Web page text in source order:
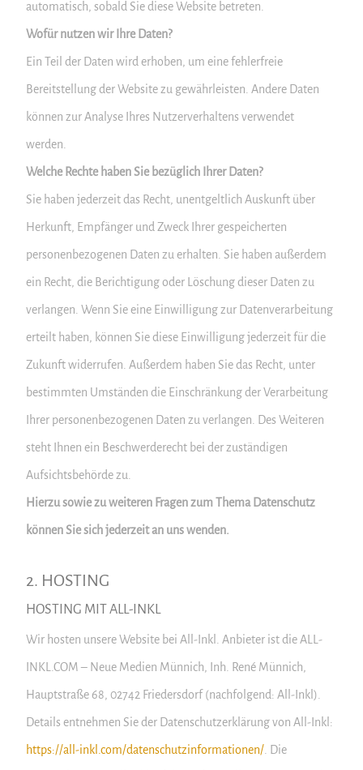
automatisch, sobald Sie diese Website betreten.
Wofür nutzen wir Ihre Daten?
Ein Teil der Daten wird erhoben, um eine fehlerfreie
Bereitstellung der Website zu gewährleisten. Andere Daten
können zur Analyse Ihres Nutzerverhaltens verwendet
werden.
Welche Rechte haben Sie bezüglich Ihrer Daten?
Sie haben jederzeit das Recht, unentgeltlich Auskunft über
Herkunft, Empfänger und Zweck Ihrer gespeicherten
personenbezogenen Daten zu erhalten. Sie haben außerdem
ein Recht, die Berichtigung oder Löschung dieser Daten zu
verlangen. Wenn Sie eine Einwilligung zur Datenverarbeitung
erteilt haben, können Sie diese Einwilligung jederzeit für die
Zukunft widerrufen. Außerdem haben Sie das Recht, unter
bestimmten Umständen die Einschränkung der Verarbeitung
Ihrer personenbezogenen Daten zu verlangen. Des Weiteren
steht Ihnen ein Beschwerderecht bei der zuständigen
Aufsichtsbehörde zu.
Hierzu sowie zu weiteren Fragen zum Thema Datenschutz
können Sie sich jederzeit an uns wenden.
2. HOSTING
HOSTING MIT ALL-INKL
Wir hosten unsere Website bei All-Inkl. Anbieter ist die ALL-
INKL.COM – Neue Medien Münnich, Inh. René Münnich,
Hauptstraße 68, 02742 Friedersdorf (nachfolgend: All-Inkl).
Details entnehmen Sie der Datenschutzerklärung von All-Inkl:
https://all-inkl.com/datenschutzinformationen/ . Die